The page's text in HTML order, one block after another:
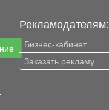
Рекламодателям:
Бизнес-кабинет
Заказать рекламу